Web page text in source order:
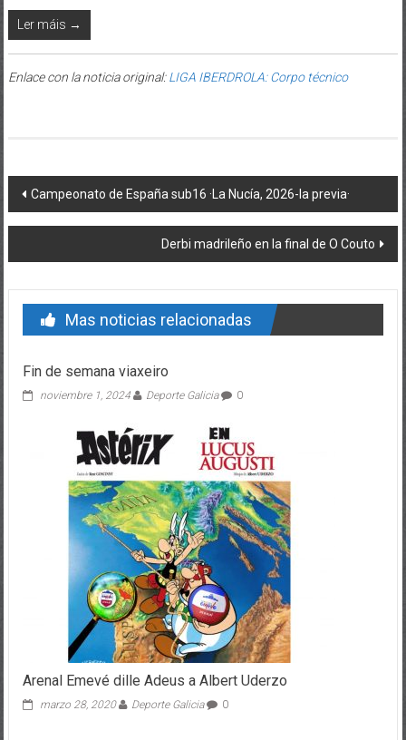
Ler máis →
Enlace con la noticia original:LIGA IBERDROLA: Corpo técnico
Post navigation
Campeonato de España sub16 ·La Nucía, 2026-la previa·
Derbi madrileño en la final de O Couto
Mas noticias relacionadas
Fin de semana viaxeiro
noviembre 1, 2024 Deporte Galicia 0
Arenal Emevé dille Adeus a Albert Uderzo
marzo 28, 2020 Deporte Galicia 0